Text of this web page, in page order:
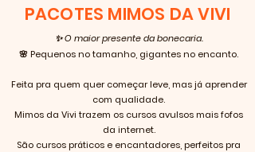
PACOTES MIMOS DA VIVI
✨ O maior presente da bonecaria.
🌸 Pequenos no tamanho, gigantes no encanto.
Feita pra quem quer começar leve, mas já aprender
com qualidade.
Mimos da Vivi trazem os cursos avulsos mais fofos
da internet.
São cursos práticos e encantadores, perfeitos pra